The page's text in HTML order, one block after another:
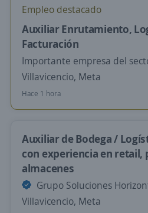
Empleo destacado
Auxiliar Enrutamiento,
Facturación
Importante empresa del
Villavicencio, Meta
Hace 1 hora
Auxiliar de Bodega /
con experiencia en retail,
almacenes
Grupo Soluciones
Villavicencio, Meta